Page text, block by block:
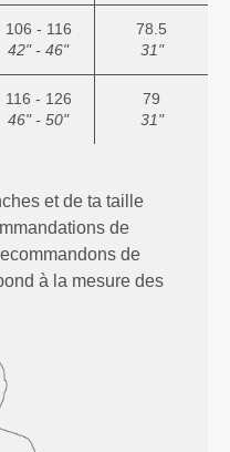
106 - 116
42" - 46"
78.5
31"
116 - 126
46" - 50"
79
31"
et de ta taille
de
de
à la mesure des